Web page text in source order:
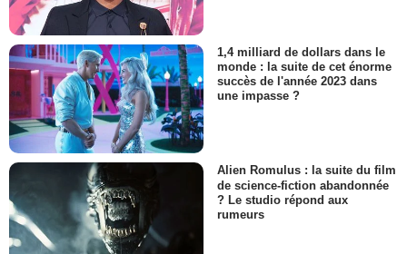
1,4 milliard de dollars dans le
monde : la suite de cet énorme
succès de l'année 2023 dans
une impasse ?
Alien Romulus : la suite du film
de science-fiction abandonnée
? Le studio répond aux
rumeurs